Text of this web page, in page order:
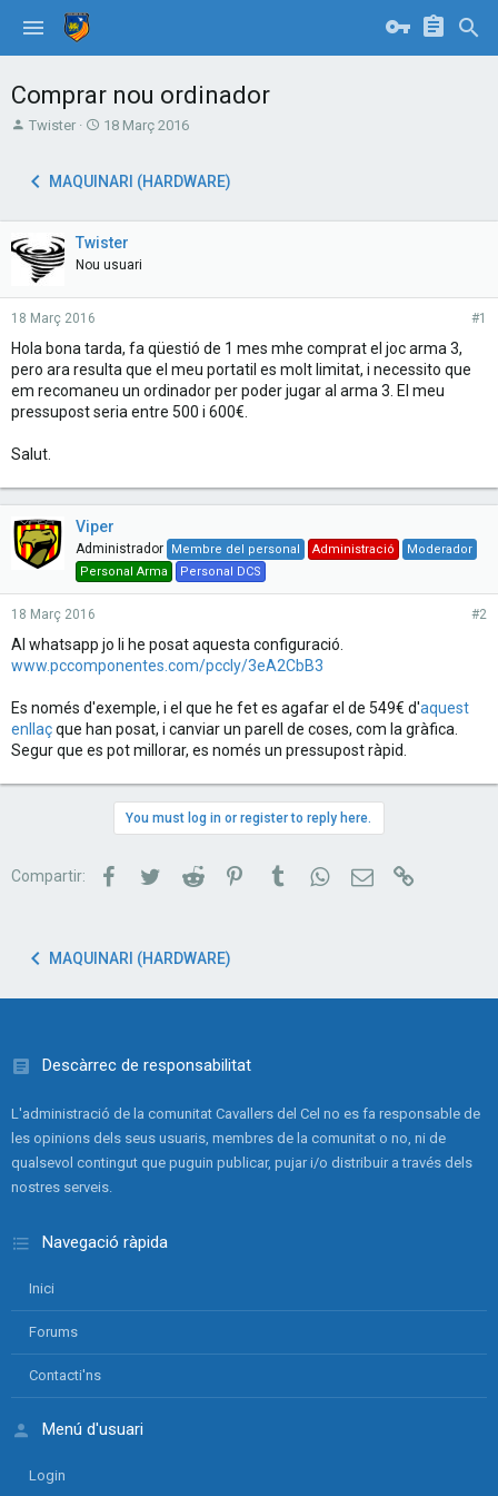
Comprar nou ordinador
T
e
d
s
t
a
t
e
r
Twister
S
r
d
a
t
18 Març 2016
MAQUINARI (HARDWARE)
Twister
Nou usuari
18 Març 2016 #1
Hola bona tarda, fa qüestió de 1 mes mhe comprat el joc arma 3,
pero ara resulta que el meu portatil es molt limitat, i necessito que
em recomaneu un ordinador per poder jugar al arma 3. El meu
pressupost seria entre 500 i 600€.
Salut.
Viper
Administrador Membre del personal Administració
Moderador
Personal Arma
Personal DCS
18 Març 2016 #2
Al whatsapp jo li he posat aquesta configuració.
www.pccomponentes.com/pccly/3eA2CbB3
Es només d'exemple, i el que he fet es agafar el de 549€ d'aquest
enllaçque han posat, i canviar un parell de coses, com la gràfica.
Segur que es pot millorar, es només un pressupost ràpid.
You must log in or register to reply here.
Compartir: FacebookTwitterReddit PinterestTumblrWhatsAppCorreu electrònic
MAQUINARI (HARDWARE)
Descàrrec de responsabilitat
L'administració de la comunitat Cavallers del Cel no es fa responsable de
les opinions dels seus usuaris, membres de la comunitat o no, ni de
qualsevol contingut que puguin publicar, pujar i/o distribuir a través dels
nostres serveis.
Navegació ràpida
Inici
Forums
Contacti'ns
Menú d'usuari
Login